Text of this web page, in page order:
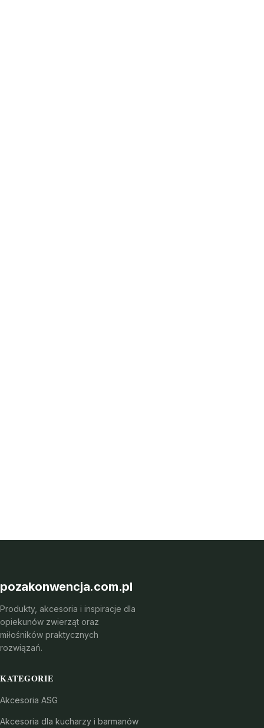
pozakonwencja.com.pl
Produkty, akcesoria i inspiracje dla
opiekunów zwierząt oraz
miłośników praktycznych
rozwiązań.
KATEGORIE
Akcesoria ASG
Akcesoria dla kucharzy i barmanów